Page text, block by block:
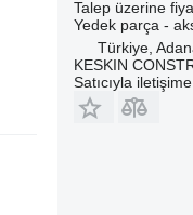
Talep üzerine
Yedek parça -
Türkiye,
KESKIN
Satıcıyla